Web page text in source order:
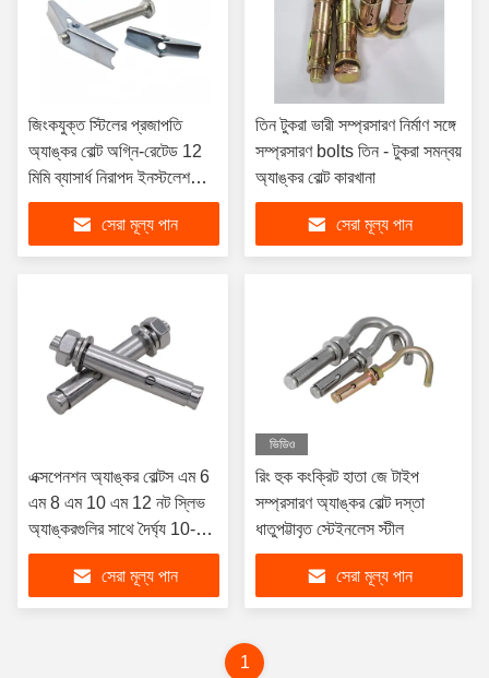
জিংকযুক্ত স্টিলের প্রজাপতি
অ্যাঙ্কর বোল্ট অগ্নি-রেটেড 12
মিমি ব্যাসার্ধ নিরাপদ ইনস্টলেশনের
জন্য ডিআইএন স্ট্যান্ডার্ড ইঞ্চি এবং
মেট্রিক সিস্টেমসেরা মূল্য পান
তিন টুকরা ভারী সম্প্রসারণ নির্মাণ সঙ্গে
সম্প্রসারণ bolts তিন - টুকরা সমন্বয়
অ্যাঙ্কর বোল্ট কারখানা
সেরা মূল্য পান
এক্সপেনশন অ্যাঙ্কর বোল্টস এম 6
এম 8 এম 10 এম 12 নট স্লিভ
অ্যাঙ্করগুলির সাথে দৈর্ঘ্য 10-
100 মিমি এম 5-এম 64
সেরা মূল্য পান
ভিডিও
রিং হুক কংক্রিট হাতা জে টাইপ
সম্প্রসারণ অ্যাঙ্কর বোল্ট দস্তা
ধাতুপট্টাবৃত স্টেইনলেস স্টীল
সেরা মূল্য পান
1